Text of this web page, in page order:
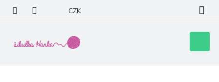
obsah
CZK
košík